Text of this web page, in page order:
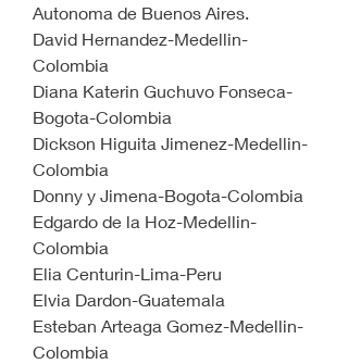
Autonoma de Buenos Aires.
David Hernandez-Medellin-
Colombia
Diana Katerin Guchuvo Fonseca-
Bogota-Colombia
Dickson Higuita Jimenez-Medellin-
Colombia
Donny y Jimena-Bogota-Colombia
Edgardo de la Hoz-Medellin-
Colombia
Elia Centurin-Lima-Peru
Elvia Dardon-Guatemala
Esteban Arteaga Gomez-Medellin-
Colombia